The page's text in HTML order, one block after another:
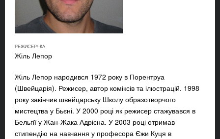
РЕЖИСЕР/-КА
Жіль Лепор
Жіль Лепор народився 1972 року в Порентруа
(Швейцарія). Режисер, автор коміксів та ілюстрацій. 1998
року закінчив швейцарську Школу образотворчого
мистецтва у Бьєні. У 2000 році як режисер стажувався в
Бельгії у Жан-Жака Адрієна. У 2003 році отримав
стипендію на навчання у професора Єжи Куця в